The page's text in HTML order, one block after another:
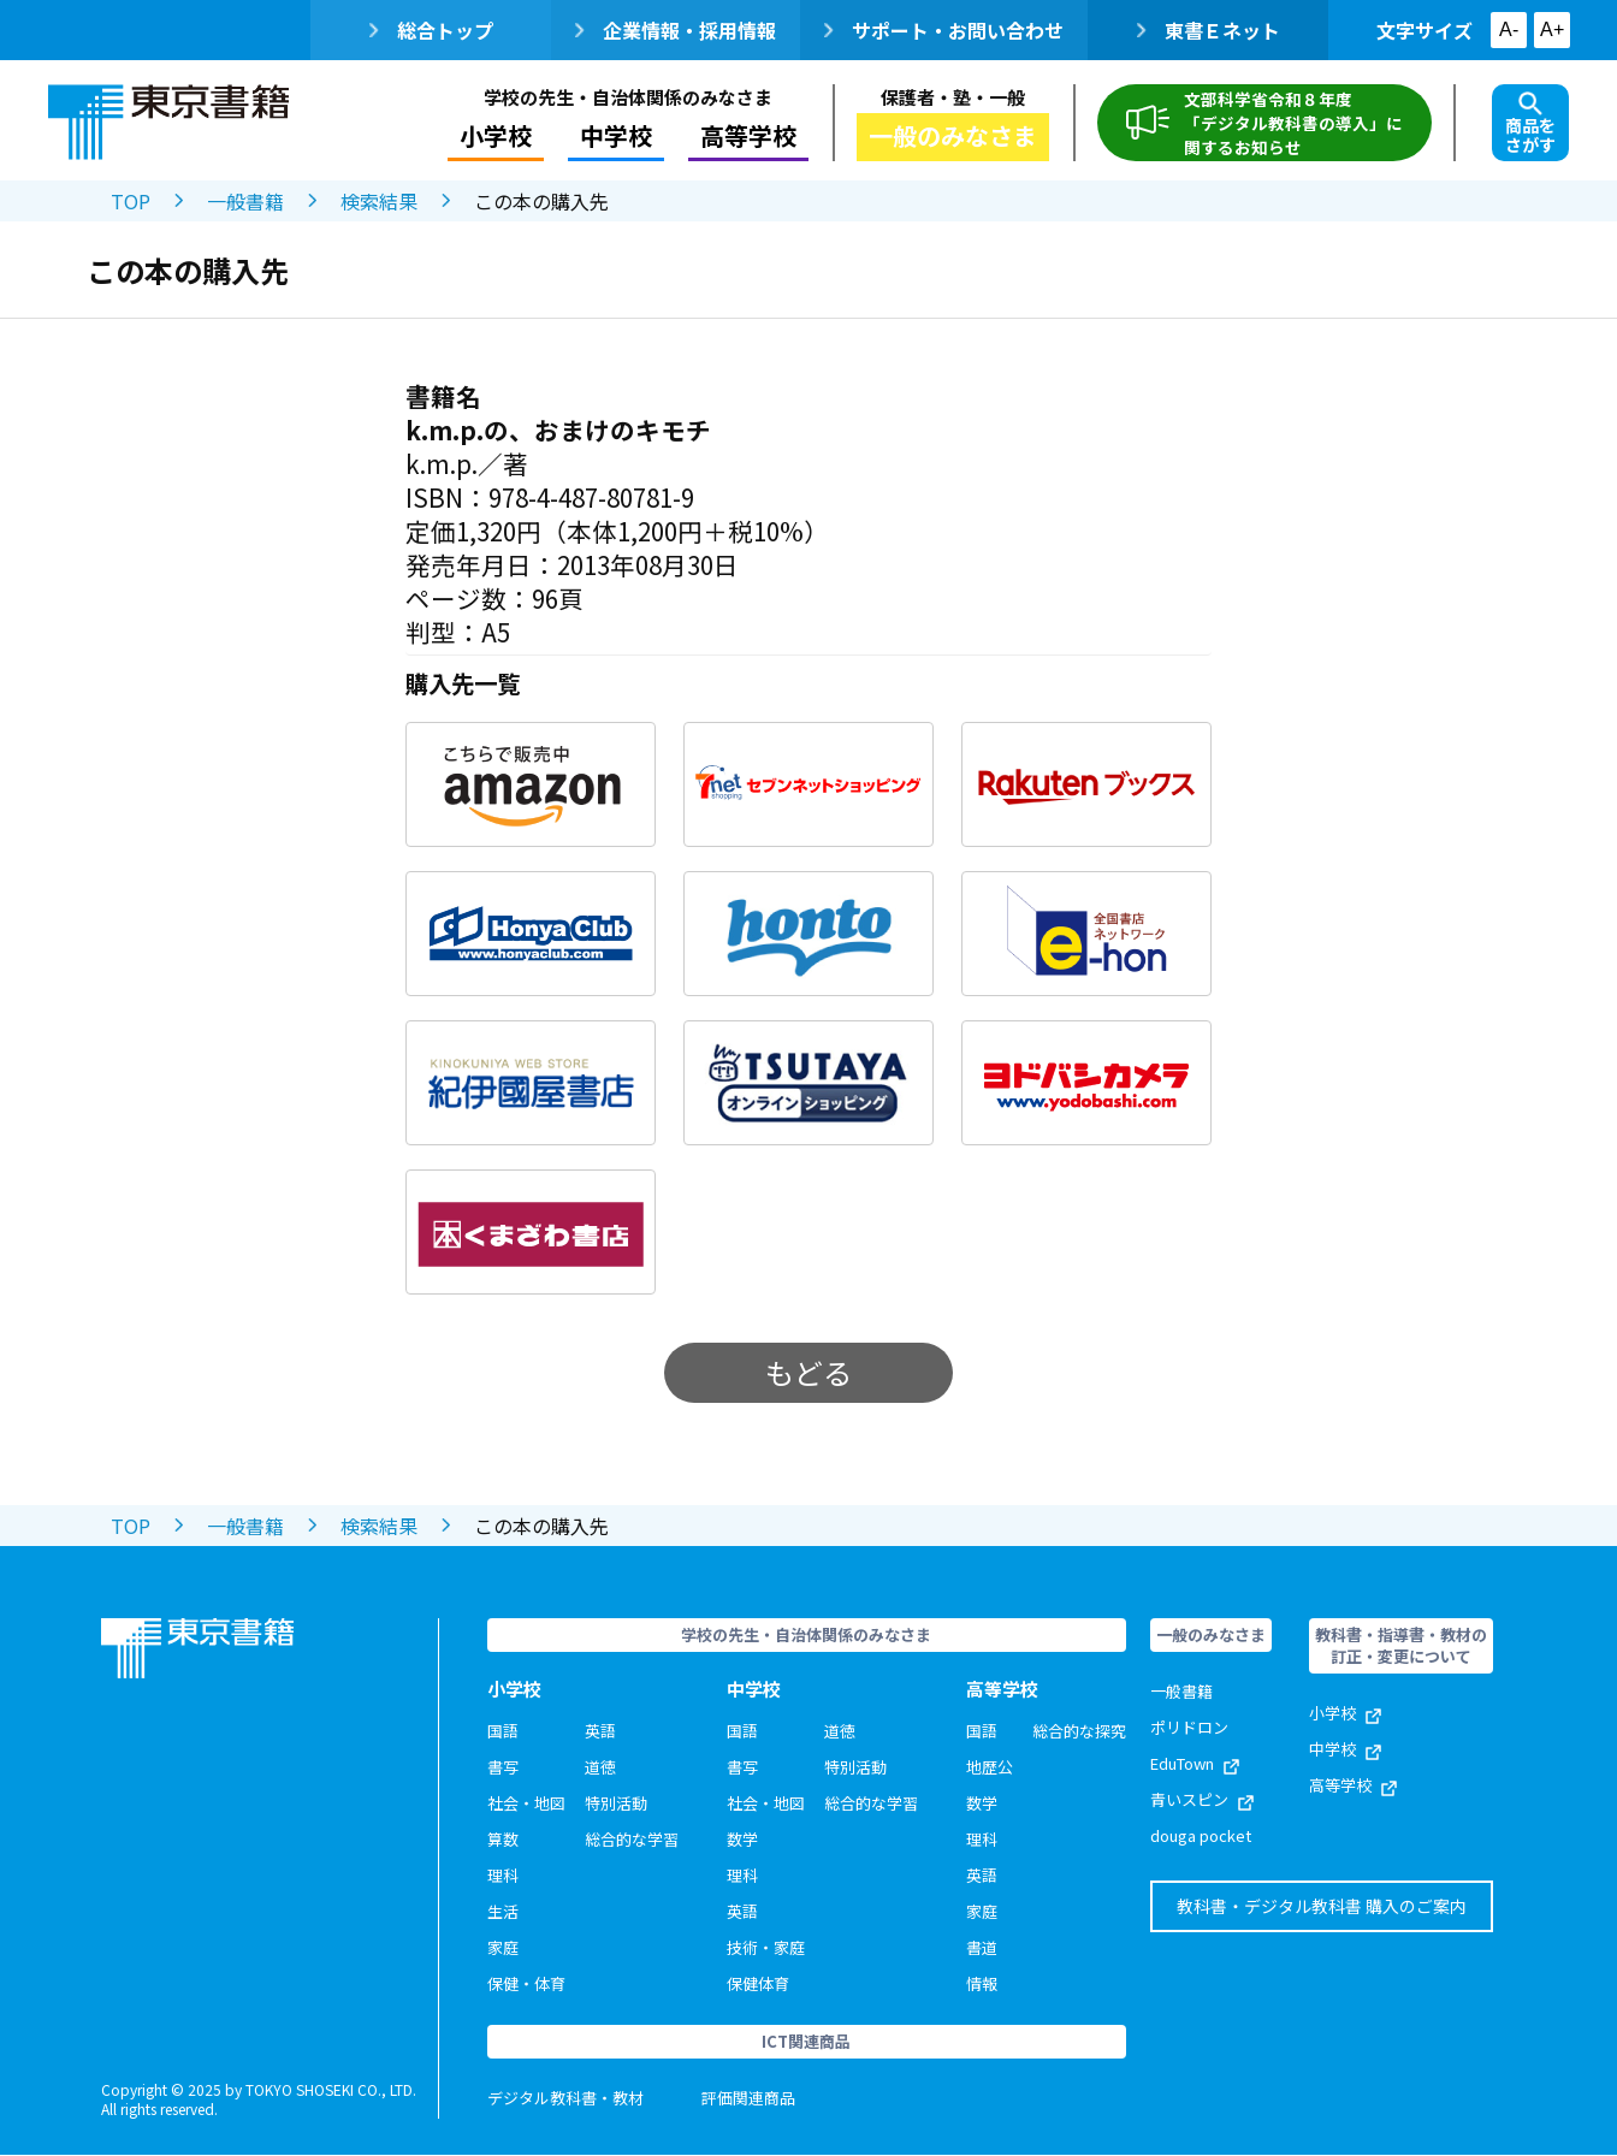
総合トップ 企業情報・採用情報 サポート・お問い合わせ 東書Ｅネット 文字サイズ A- A+
学校の先生・自治体関係のみなさま
小学校 中学校 高等学校
保護者・塾・一般
一般のみなさま
文部科学省令和８年度
「デジタル教科書の導入」に
関するお知らせ
商品を
さがす
TOP 一般書籍 検索結果 この本の購入先
この本の購入先
書籍名
k.m.p.の、おまけのキモチ
k.m.p.／著
ISBN：978-4-487-80781-9
定価1,320円（本体1,200円＋税10%）
発売年月日：2013年08月30日
ページ数：96頁
判型：A5
購入先一覧
もどる
TOP 一般書籍 検索結果 この本の購入先
Copyright © 2025 by TOKYO SHOSEKI CO., LTD.
All rights reserved.
学校の先生・自治体関係のみなさま
小学校
国語
書写
社会・地図
算数
理科
生活
家庭
保健・体育
英語
道徳
特別活動
総合的な学習
中学校
国語
書写
社会・地図
数学
理科
英語
技術・家庭
保健体育
道徳
特別活動
総合的な学習
高等学校
国語
地歴公
数学
理科
英語
家庭
書道
情報
総合的な探究
ICT関連商品
デジタル教科書・教材 評価関連商品
一般のみなさま
一般書籍
ポリドロン
EduTown
青いスピン
douga pocket
教科書・指導書・教材の
訂正・変更について
小学校
中学校
高等学校
教科書・デジタル教科書 購入のご案内